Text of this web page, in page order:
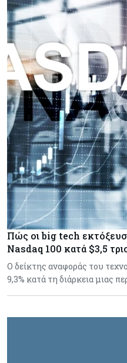
Πώς οι big tech
Nasdaq 100 κατά $3,5
Ο δείκτης αναφοράς του
9,3% κατά τη διάρκεια μιας